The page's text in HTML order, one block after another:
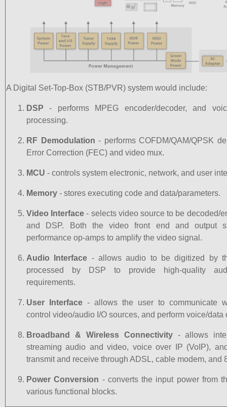
A Digital Set-Top-Box (STB/PVR) system would include:
DSP - performs MPEG encoder/decoder, and
processing.
RF Demodulation - performs COFDM/QAM/QPSK
Error Correction (FEC) and video mux.
MCU - controls system electronic, network, and user
Memory - stores executing code and data/parameters.
Video Interface - selects video source to be decoded/
and DSP. Both the video front end and output
performance op-amps to amplify the video signal.
Audio Interface - allows audio to be digitized by
processed by DSP to provide high-quality
requirements.
User Interface - allows the user to communicate
control video/audio I/O sources, and perform voice/
Broadband & Wireless Connectivity- allows
streaming audio and video, voice over IP (VoIP),
transmit and receive through ADSL, cable modem, and
Power Conversion - converts the input power from
various functional blocks.